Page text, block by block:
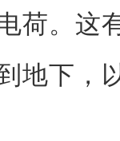
荷。这
地下，